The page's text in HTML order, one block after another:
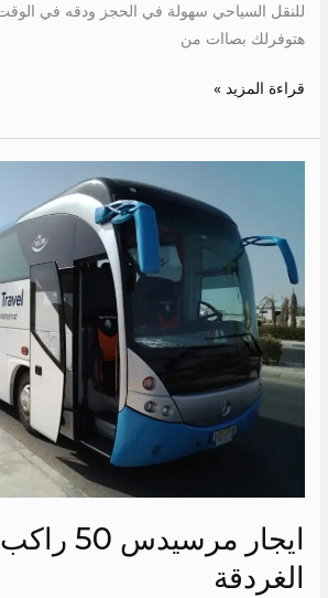
للنقل السياحي سهولة في الحجز ودقه في الوقت
هتوفرلك بصاات من
قراءة المزيد »
ايجار
الغردقة
راكب
الي
الغردقة